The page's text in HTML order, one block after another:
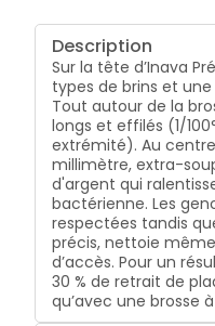
Description
Sur la tête d’Inava
types de brins et
Tout autour de la
longs et effilés (1/
extrémité). Au
millimètre, extra-
d'argent qui
bactérienne. Les
respectées tandis
précis, nettoie
d’accès. Pour un
30 % de retrait de
qu’avec une brosse